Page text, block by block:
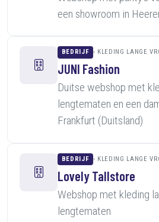
een showroom in
BEDRIJF KLEDING LANGE
JUNI Fashion
Duitse webshop met
lengtematen en een
Frankfurt (Duitsland)
BEDRIJF KLEDING LANGE
Lovely Tallstore
Webshop met kleding
lengtematen